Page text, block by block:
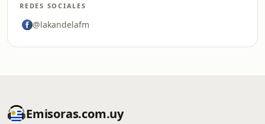
REDES SOCIALES
@lakandelafm
Emisoras.com.uy